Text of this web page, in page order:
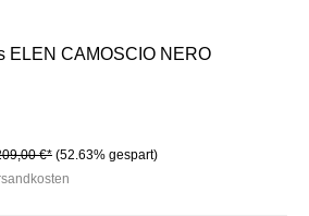
ELEN CAMOSCIO NERO
€* (52.63% gespart)